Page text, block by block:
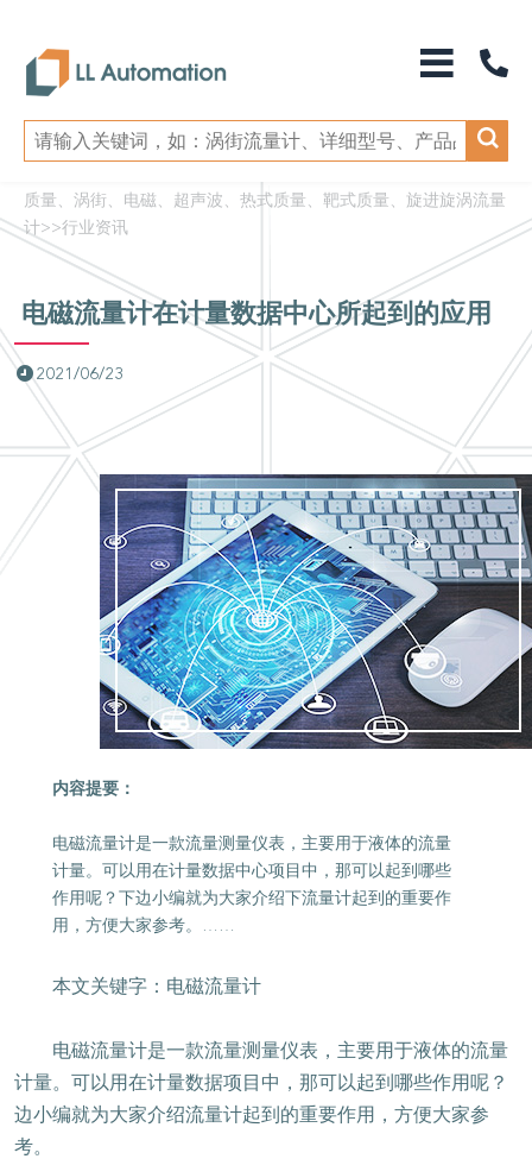
质量、涡街、电磁、超声波、热式质量、靶式质量、旋进旋涡流量
计>>行业资讯
电磁流量计在计量数据中心所起到的应用
2021/06/23
内容提要：
电磁流量计是一款流量测量仪表，主要用于液体的流量
计量。可以用在计量数据中心项目中，那可以起到哪些
作用呢？下边小编就为大家介绍下流量计起到的重要作
用，方便大家参考。……
本文关键字：电磁流量计
电磁流量计是一款流量测量仪表，主要用于液体的流量
计量。可以用在计量数据项目中，那可以起到哪些作用呢？
边小编就为大家介绍流量计起到的重要作用，方便大家参
考。